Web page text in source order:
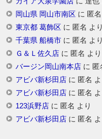
岡山県 岡山市南区 に 匿名
東京都 葛飾区 に 匿名 より
千葉県 船橋市に 匿名 より
Ｇ＆Ｌ佐久店に 匿名 より
バージン岡山南本店に 匿
アビバ新杉田店に 匿名
アビバ新杉田店に 匿名
123浜野店に 匿名 より
アビバ新杉田店に 匿名